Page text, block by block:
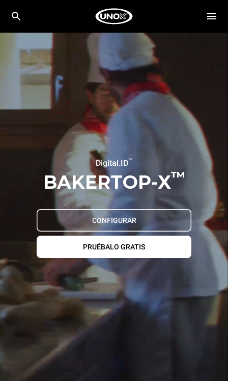
Digital.ID™
BAKERTOP-X™
CONFIGURAR
PRUÉBALO GRATIS